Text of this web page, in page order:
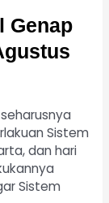
Genap
Sistem
dan hari
Sistem